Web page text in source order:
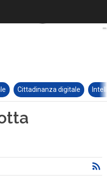
Cittadinanza digitale